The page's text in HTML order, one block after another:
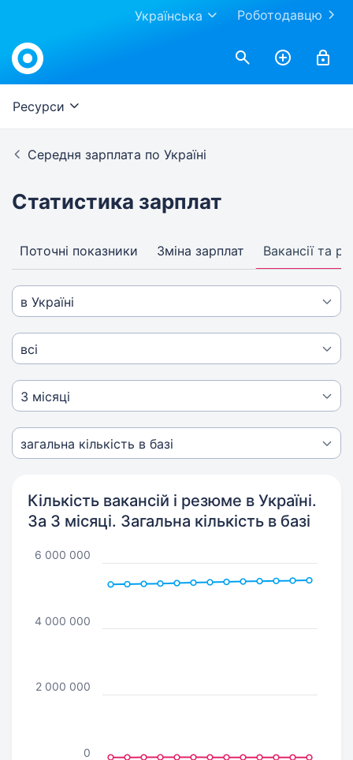
Роботодавцю
Українська
Ресурси
Середня зарплата по Україні
Статистика зарплат
Поточні показники Зміна зарплат Вакансії та
Кількість вакансій і резюме в Україні.
За 3 місяці. Загальна кількість в базі
0
2 000 000
4 000 000
6 000 000